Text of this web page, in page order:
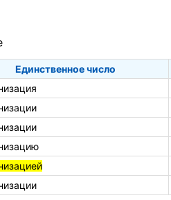
Единственное число